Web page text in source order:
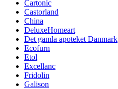
Cartonic
Castorland
China
DeluxeHomeart
Det gamla apoteket Danmark
Ecofurn
Etol
Excellanc
Fridolin
Galison